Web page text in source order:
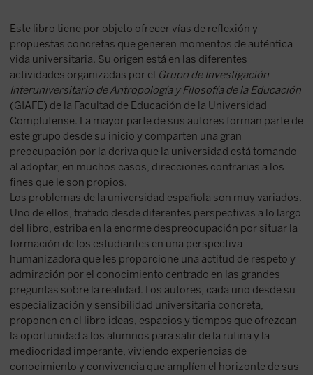
Este libro tiene por objeto ofrecer vías de reflexión y
propuestas concretas que generen momentos de auténtica
vida universitaria. Su origen está en las diferentes
actividades organizadas por el Grupo de Investigación
Interuniversitario de Antropología y Filosofía de la Educación
(GIAFE) de la Facultad de Educación de la Universidad
Complutense. La mayor parte de sus autores forman parte de
este grupo desde su inicio y comparten una gran
preocupación por la deriva que la universidad está tomando
al adoptar, en muchos casos, direcciones contrarias a los
fines que le son propios.
Los problemas de la universidad española son muy variados.
Uno de ellos, tratado desde diferentes perspectivas a lo largo
del libro, estriba en la enorme despreocupación por situar la
formación de los estudiantes en una perspectiva
humanizadora que les proporcione una actitud de respeto y
admiración por el conocimiento centrado en las grandes
preguntas sobre la realidad. Los autores, cada uno desde su
especialización y sensibilidad universitaria concreta,
proponen en el libro ideas, espacios y tiempos que ofrezcan
la oportunidad a los alumnos para salir de la rutina y la
mediocridad imperante, viviendo experiencias de
conocimiento y convivencia que amplíen el horizonte de sus